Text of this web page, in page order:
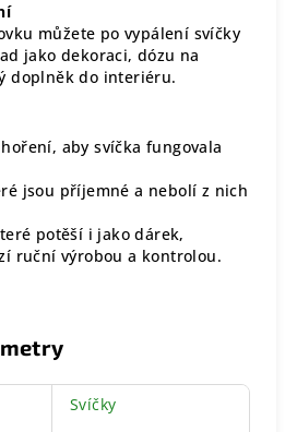
můžete po vypálení svíčky
jako dekoraci, dózu na
doplněk do interiéru.
aby svíčka fungovala
jsou příjemné a nebolí z nich
potěší i jako dárek,
ruční výrobou a kontrolou.
Svíčky